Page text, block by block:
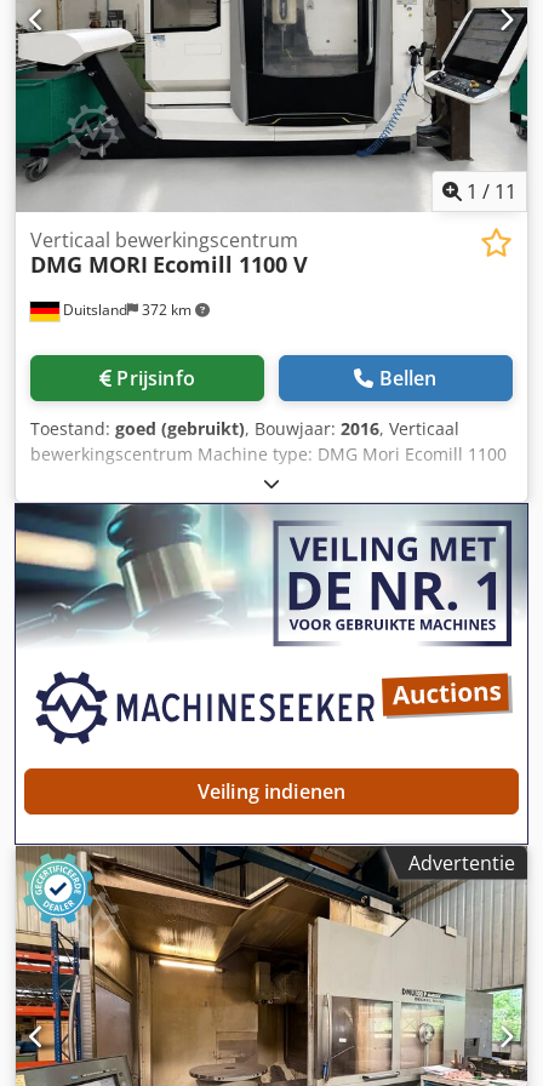
HEIDENHAIN iTNC 530 * Automatische draaiing van de
freeskop (B-as) +/- 105 graden * 120-voudig
gereedschapswisselsysteem * Spanenafvoer * Lasermeting
van gereedschap * Tastkop (werkstuk) * Elektronische
handwiel * Schakelkast met airconditioner De machine
wordt verkocht zonder spanmiddelen, bankschroef en
gereedschap.
1 / 11
Duitsland 372 km
Verticaal bewerkingscentrum
DMG MORI Ecomill 1100 V
Prijsinfo Bellen
Toestand: goed (gebruikt), Bouwjaar: 2016, Verticaal
bewerkingscentrum Machine type: DMG Mori Ecomill 1100
V Besturing: Siemens 840 Dsl - Operate Bouwjaar: 2016
TECHNISCHE GEGEVENS Verplaatsingsbereiken X-as: 1.100
mm Y-as: 560 mm Z-as: 510 mm Snelle
verplaatsingssnelheid (X/Y/Z): 36 / 36 / 30 m/min.
Dcsdezrm H Sspfx Ap Hok Toerentalsbereik: 12.000
omw/min. Spindelmotor: 13 kW Koppel: 82 Nm
Gereedschapshouder: SK 40 Gereedschapswisselaar
560 mm Max. tafellast: 1.000 kg Kenmerken van de
uitrusting Spaanafvoer Koelvloeistofpomp Interne koeling
(IKZ): 17 Prod. Pack 1 bar
Veiling indienen
Advertentie